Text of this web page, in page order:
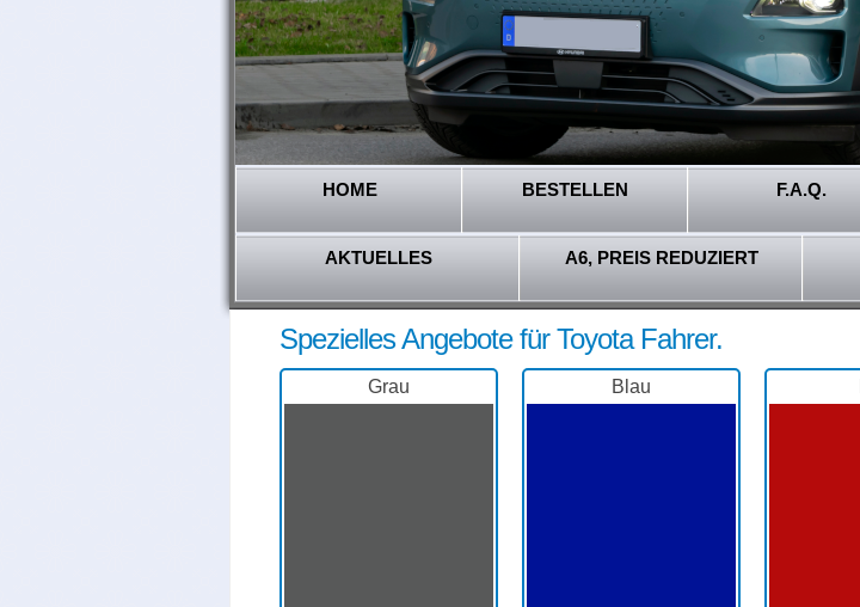
HOME BESTELLEN F.A.Q.
AKTUELLES A6, PREIS REDUZIERT
Spezielles Angebote für Toyota Fahrer.
Grau Blau